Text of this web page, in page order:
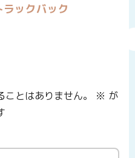
ックバック
とはありません。 ※ が